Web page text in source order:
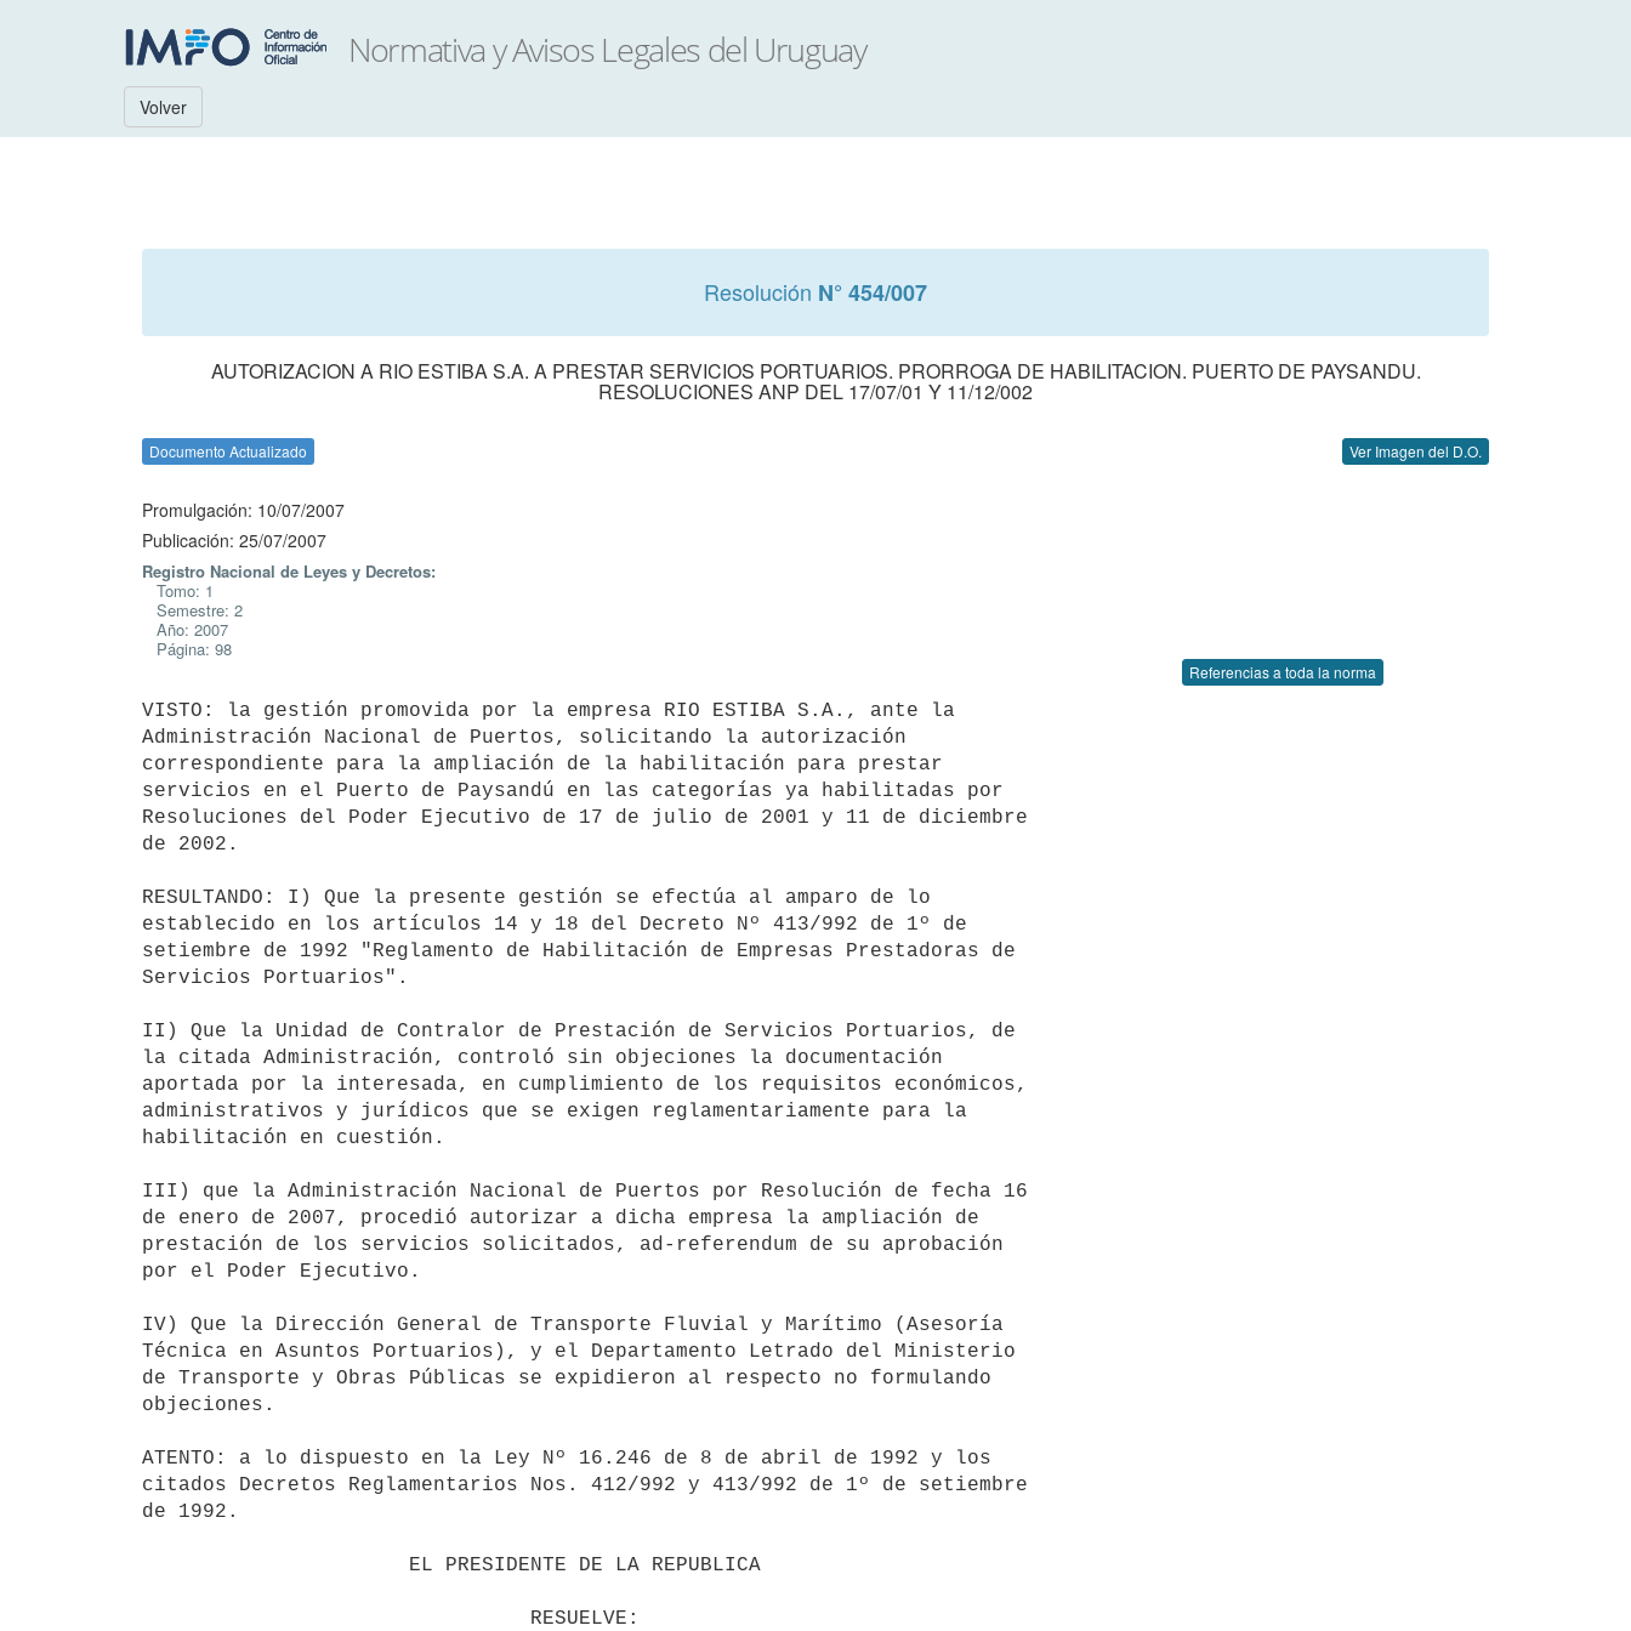
Volver
Resolución N° 454/007
AUTORIZACION A RIO ESTIBA S.A. A PRESTAR SERVICIOS PORTUARIOS. PRORROGA DE HABILITACION. PUERTO DE PAYSANDU.
RESOLUCIONES ANP DEL 17/07/01 Y 11/12/002
Documento Actualizado Ver Imagen del D.O.
Promulgación: 10/07/2007
Publicación: 25/07/2007
Registro Nacional de Leyes y Decretos:
Tomo: 1
Semestre: 2
Año: 2007
Página: 98
Referencias a toda la norma
VISTO: la gestión promovida por la empresa RIO ESTIBA S.A., ante la
Administración Nacional de Puertos, solicitando la autorización
correspondiente para la ampliación de la habilitación para prestar
servicios en el Puerto de Paysandú en las categorías ya habilitadas por
Resoluciones del Poder Ejecutivo de 17 de julio de 2001 y 11 de diciembre
de 2002.
RESULTANDO: I) Que la presente gestión se efectúa al amparo de lo
establecido en los artículos 14 y 18 del Decreto Nº 413/992 de 1º de
setiembre de 1992 "Reglamento de Habilitación de Empresas Prestadoras de
Servicios Portuarios".
II) Que la Unidad de Contralor de Prestación de Servicios Portuarios, de
la citada Administración, controló sin objeciones la documentación
aportada por la interesada, en cumplimiento de los requisitos económicos,
administrativos y jurídicos que se exigen reglamentariamente para la
habilitación en cuestión.
III) que la Administración Nacional de Puertos por Resolución de fecha 16
de enero de 2007, procedió autorizar a dicha empresa la ampliación de
prestación de los servicios solicitados, ad-referendum de su aprobación
por el Poder Ejecutivo.
IV) Que la Dirección General de Transporte Fluvial y Marítimo (Asesoría
Técnica en Asuntos Portuarios), y el Departamento Letrado del Ministerio
de Transporte y Obras Públicas se expidieron al respecto no formulando
objeciones.
ATENTO: a lo dispuesto en la Ley Nº 16.246 de 8 de abril de 1992 y los
citados Decretos Reglamentarios Nos. 412/992 y 413/992 de 1º de setiembre
de 1992.